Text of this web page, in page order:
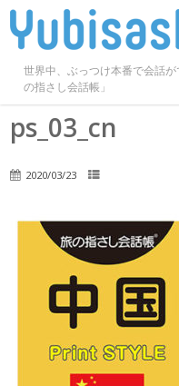
世界中、ぶっつけ本番で会話
の指さし会話帳」
ps_03_cn
2020/03/23